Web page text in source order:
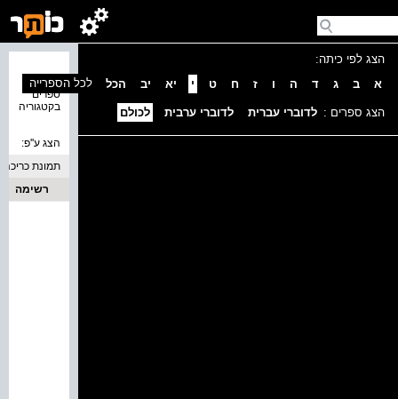
הצג לפי כיתה:
א
ב ג ד ה ו ז ח ט י יא יב הכל
הצג ספרים : לדוברי עברית לדוברי ערבית לכולם
ספרים
בקטגוריה
לכל הספרייה
הצג ע''פ:
תמונת כריכה
רשימה